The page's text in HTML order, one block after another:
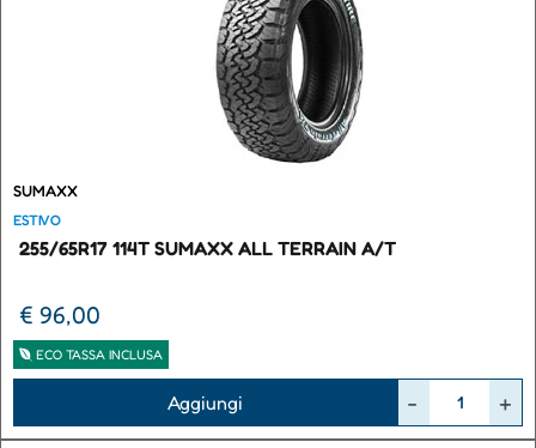
SUMAXX
ESTIVO
255/65R17 114T SUMAXX ALL TERRAIN A/T
€ 96,00
ECO TASSA INCLUSA
Aggiungi